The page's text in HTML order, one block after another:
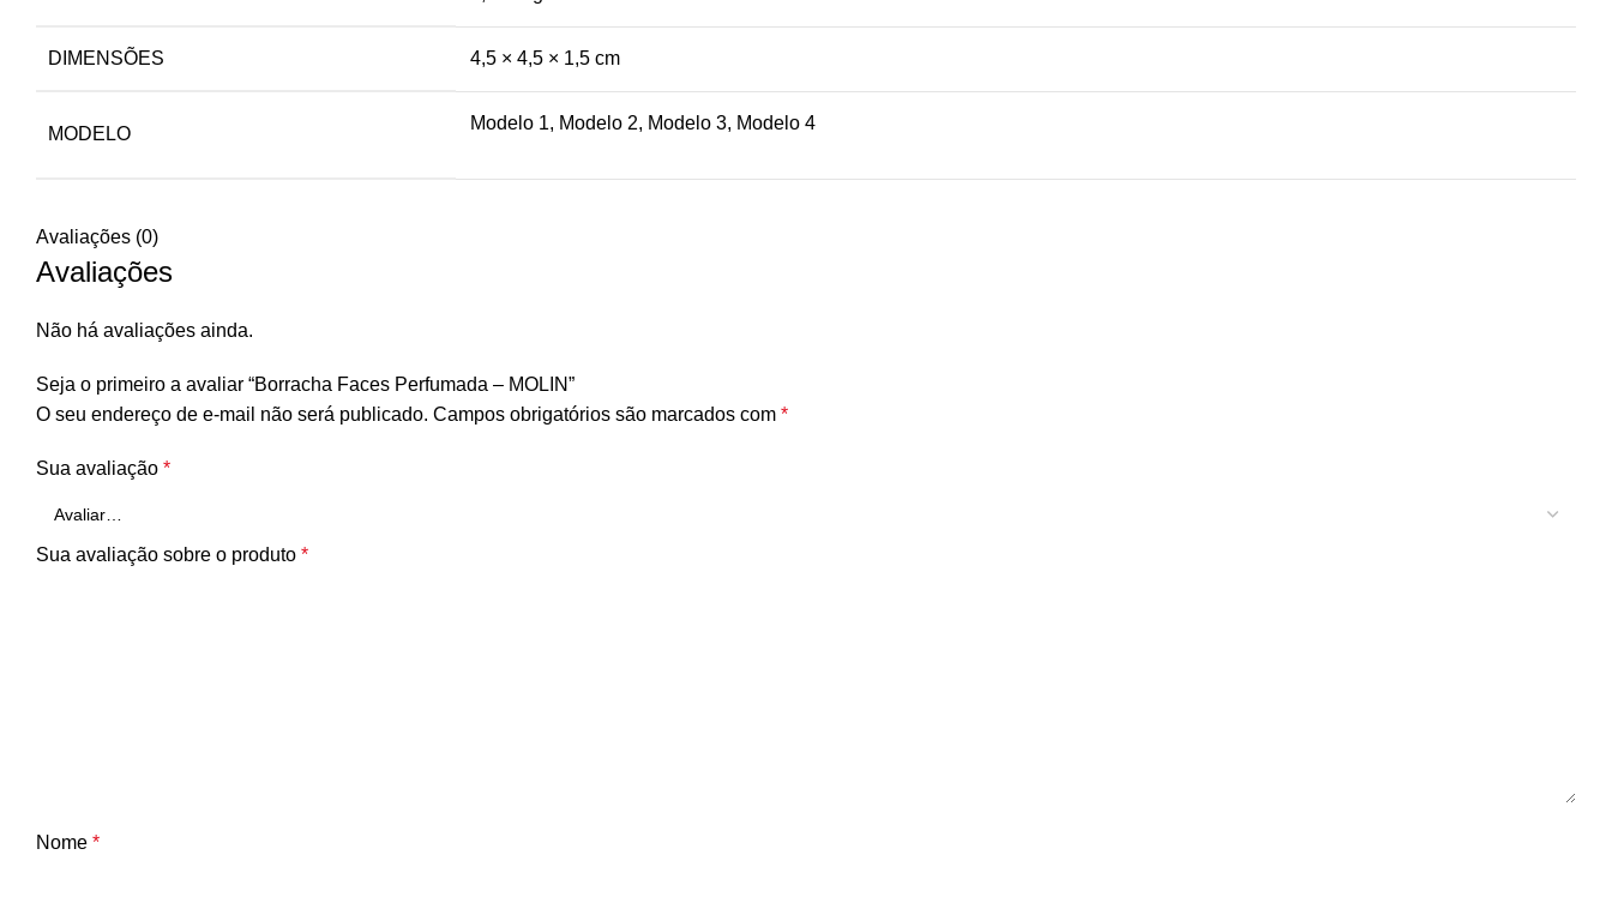
DIMENSÕES 4,5 × 4,5 × 1,5 cm
MODELO
Modelo 1, Modelo 2, Modelo 3, Modelo 4
Avaliações (0)
Avaliações
Não há avaliações ainda.
Seja o primeiro a avaliar “Borracha Faces Perfumada – MOLIN”
O seu endereço de e-mail não será publicado. Campos obrigatórios são marcados com *
Sua avaliação *
Sua avaliação sobre o produto *
Nome *